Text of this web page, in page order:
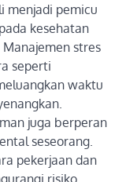
menjadi pemicu
kesehatan
stres
seperti
waktu
juga berperan
seseorang.
pekerjaan dan
risiko